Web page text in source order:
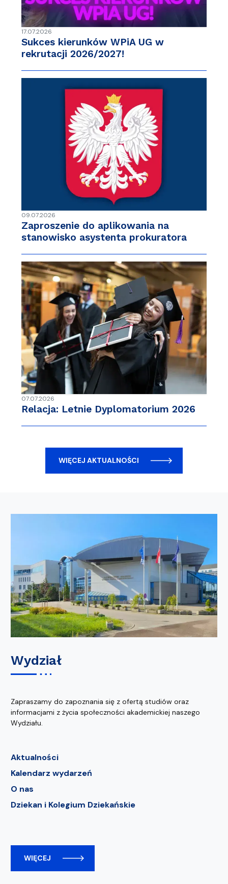
17.07.2026
Sukces kierunków WPiA UG w
rekrutacji 2026/2027!
09.07.2026
Zaproszenie do aplikowania na
stanowisko asystenta prokuratora
07.07.2026
Relacja: Letnie Dyplomatorium 2026
WIĘCEJ AKTUALNOŚCI
Wydział
Zapraszamy do zapoznania się z ofertą studiów oraz
informacjami z życia społeczności akademickiej naszego
Wydziału.
Aktualności
Kalendarz wydarzeń
O nas
Dziekan i Kolegium Dziekańskie
WIĘCEJ